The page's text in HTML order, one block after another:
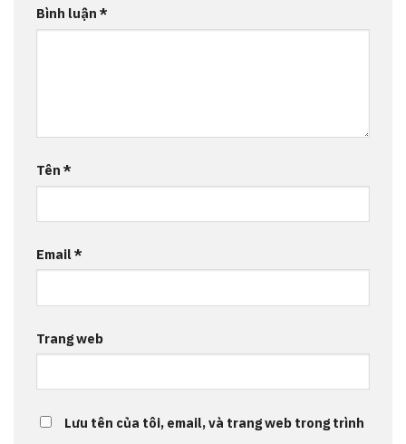
Bình luận *
Tên *
Email*
Trang web
Lưu tên của tôi, email, và trang web trong trình